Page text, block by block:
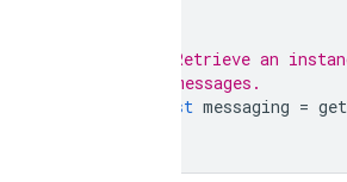
// Retrieve an
// messages.
const messaging =